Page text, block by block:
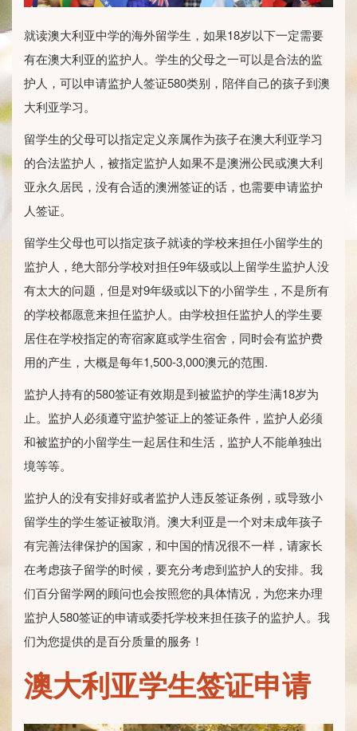
就读澳大利亚中学的海外留学生，如果18岁以下一定需要
有在澳大利亚的监护人。学生的父母之一可以是合法的监
护人，可以申请监护人签证580类别，陪伴自己的孩子到澳
大利亚学习。
留学生的父母可以指定定义亲属作为孩子在澳大利亚学习
的合法监护人，被指定监护人如果不是澳洲公民或澳大利
亚永久居民，没有合适的澳洲签证的话，也需要申请监护
人签证。
留学生父母也可以指定孩子就读的学校来担任小留学生的
监护人，绝大部分学校对担任9年级或以上留学生监护人没
有太大的问题，但是对9年级或以下的小留学生，不是所有
的学校都愿意来担任监护人。由学校担任监护人的学生要
居住在学校指定的寄宿家庭或学生宿舍，同时会有监护费
用的产生，大概是每年1,500-3,000澳元的范围.
监护人持有的580签证有效期是到被监护的学生满18岁为
止。监护人必须遵守监护签证上的签证条件，监护人必须
和被监护的小留学生一起居住和生活，监护人不能单独出
境等等。
监护人的没有安排好或者监护人违反签证条例，或导致小
留学生的学生签证被取消。澳大利亚是一个对未成年孩子
有完善法律保护的国家，和中国的情况很不一样，请家长
在考虑孩子留学的时候，要充分考虑到监护人的安排。我
们百分留学网的顾问也会按照您的具体情况，为您来办理
监护人580签证的申请或委托学校来担任孩子的监护人。我
们为您提供的是百分质量的服务！
澳大利亚学生签证申请